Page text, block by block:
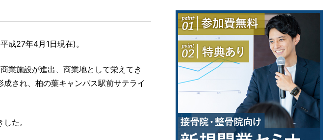
成27年4月1日現在)。
業施設が進出、商業地として栄えてき
され、柏の葉キャンパス駅前サテライ
た。